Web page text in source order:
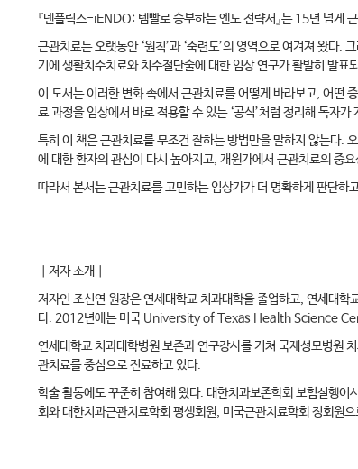
『덴플릭스-iENDO: 템빨로 승부하는 엔도 전략서』는 15년 넘게
근관치료는 오랫동안 ‘원칙’과 ‘숙련도’의 영역으로 여겨져 왔
기에 생활치수치료와 치수절단술에 대한 임상 연구가 활발히 발
이 도서는 이러한 변화 속에서 근관치료를 어떻게 바라보고, 어떤
료 과정을 임상에서 바로 적용할 수 있는 ‘공식’처럼 정리해 독자
특히 이 책은 근관치료를 무조건 잘하는 방법만을 말하지 않는다.
에 대한 환자의 관심이 다시 높아지고, 개원가에서 근관치료의 중
따라서 본서는 근관치료를 고민하는 임상가가 더 명확하게 판단
｜저자 소개｜
저자인 조신연 원장은 연세대학교 치과대학을 졸업하고, 연세대
다. 2012년에는 미국 University of Texas Health Science
연세대학교 치과대학병원 보존과 연구강사를 거쳐 국제성모병원
관치료를 중심으로 진료하고 있다.
학술 활동에도 꾸준히 참여해 왔다. 대한치과보존학회 보험실행
회와 대한치과근관치료학회 평생회원, 미국근관치료학회 정회원